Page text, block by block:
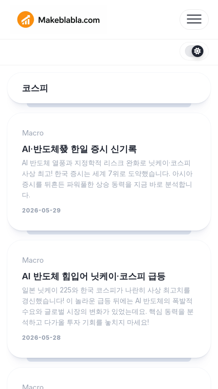
content
코스피
Macro
AI·반도체發 한일 증시 신기록
AI 반도체 열풍과 지정학적 리스크 완화로 닛케이·코스피
사상 최고! 한국 증시는 세계 7위로 도약했습니다. 아시아
증시를 뒤흔든 파워풀한 상승 동력을 지금 바로 분석합니
다.
2026-05-29
Macro
AI 반도체 힘입어 닛케이·코스피 급등
일본 닛케이 225와 한국 코스피가 나란히 사상 최고치를
경신했습니다! 이 놀라운 급등 뒤에는 AI 반도체의 폭발적
수요와 글로벌 시장의 변화가 있었는데요. 핵심 동력을 분
석하고 다가올 투자 기회를 놓치지 마세요!
2026-05-28